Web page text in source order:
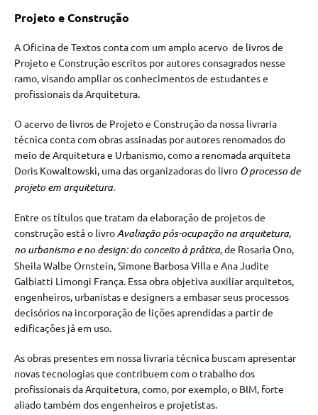
Projeto e Construção
A Oficina de Textos conta com um amplo acervo de livros de
Projeto e Construção escritos por autores consagrados nesse
ramo, visando ampliar os conhecimentos de estudantes e
profissionais da Arquitetura.
O acervo de livros de Projeto e Construção da nossa livraria
técnica conta com obras assinadas por autores renomados do
meio de Arquitetura e Urbanismo, como a renomada arquiteta
Doris Kowaltowski, uma das organizadoras do livro O processo de
projeto em arquitetura.
Entre os títulos que tratam da elaboração de projetos de
construção está o livroAvaliação pós-ocupação na arquitetura,
no urbanismo e no design: do conceito à prática, de Rosaria Ono,
Sheila Walbe Ornstein, Simone Barbosa Villa e Ana Judite
Galbiatti Limongi França. Essa obra objetiva auxiliar arquitetos,
engenheiros, urbanistas e designers a embasar seus processos
decisórios na incorporação de lições aprendidas a partir de
edificações já em uso.
As obras presentes em nossa livraria técnica buscam apresentar
novas tecnologias que contribuem com o trabalho dos
profissionais da Arquitetura, como, por exemplo, o BIM, forte
aliado também dos engenheiros e projetistas.